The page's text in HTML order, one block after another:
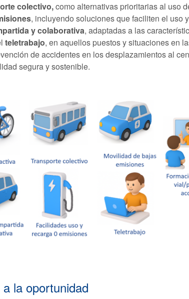
colectivo,como alternativas prioritarias al uso
, incluyendo soluciones que faciliten el uso
y colaborativa, adaptadas a las
teletrabajo, en aquellos puestos y situaciones en
de accidentes en los desplazamientos al
segura y sostenible.
la oportunidad